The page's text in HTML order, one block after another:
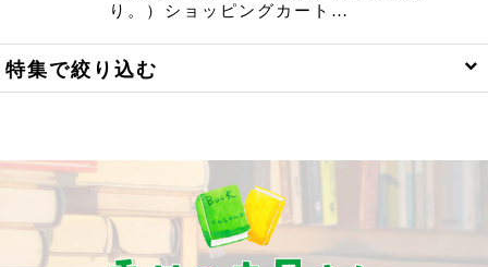
り。）ショッピングカート…
特集で絞り込む
小豆島関係
2000円～3000円の本